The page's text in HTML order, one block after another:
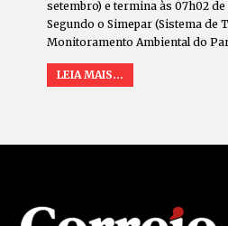
setembro) e termina às 07h02 de
Segundo o Simepar (Sistema de
Monitoramento Ambiental do
LEIA MAIS...